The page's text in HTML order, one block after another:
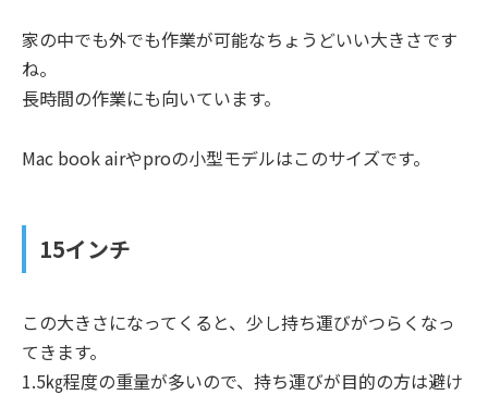
家の中でも外でも作業が可能なちょうどいい大きさです
ね。
長時間の作業にも向いています。
Mac book airやproの小型モデルはこのサイズです。
15インチ
この大きさになってくると、少し持ち運びがつらくなっ
てきます。
1.5㎏程度の重量が多いので、持ち運びが目的の方は避け